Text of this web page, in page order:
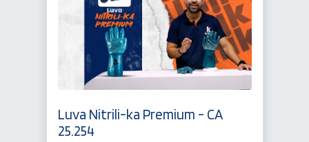
Luva Nitrili-ka Premium - CA
25.254